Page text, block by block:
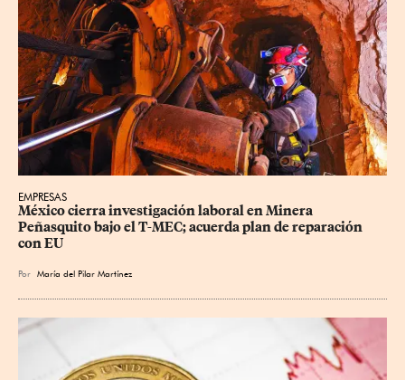
EMPRESAS
México cierra investigación laboral en Minera
Peñasquito bajo el T-MEC; acuerda plan de reparación
con EU
Por María del Pilar Martínez